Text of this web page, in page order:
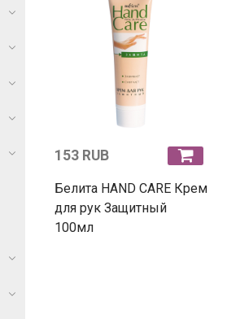
153 RUB
Белита HAND CARE Крем
для рук Защитный
100мл